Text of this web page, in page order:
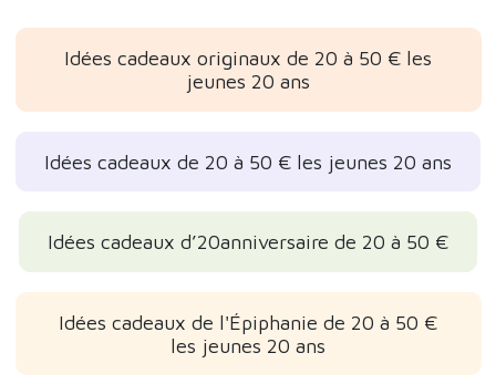
Idées cadeaux originaux de 20 à 50 € les
jeunes 20 ans
Idées cadeaux de 20 à 50 € les jeunes 20 ans
Idées cadeaux d’20anniversaire de 20 à 50 €
Idées cadeaux de l'Épiphanie de 20 à 50 €
les jeunes 20 ans